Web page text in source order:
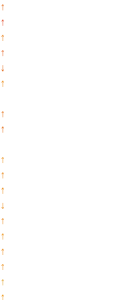
↑
↑
↑
↑
↓
↑
↑
↑
↑
↑
↑
↓
↑
↑
↑
↑
↑
↑